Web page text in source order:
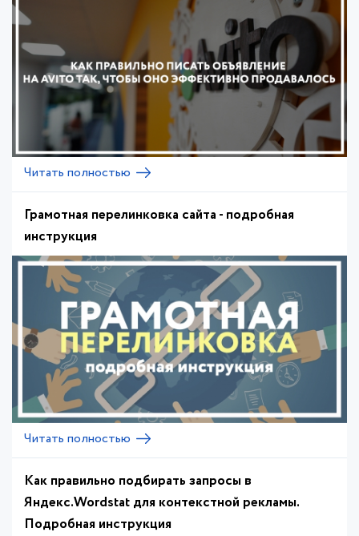
Читать полностью
Грамотная перелинковка сайта - подробная
инструкция
Читать полностью
Как правильно подбирать запросы в
Яндекс.Wordstat для контекстной рекламы.
Подробная инструкция